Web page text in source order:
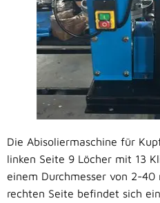
Die Abisoliermaschine für
linken Seite 9 Löcher mit 13
einem Durchmesser von 2-
rechten Seite befindet sich